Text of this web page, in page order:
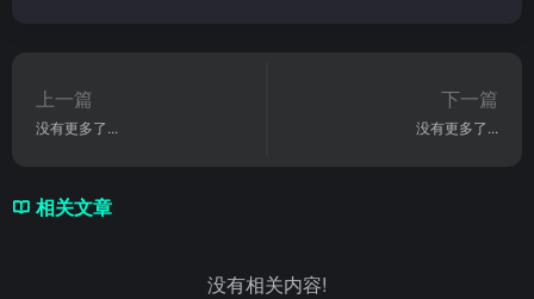
上一篇
没有更多了...
下一篇
没有更多了...
相关文章
没有相关内容!